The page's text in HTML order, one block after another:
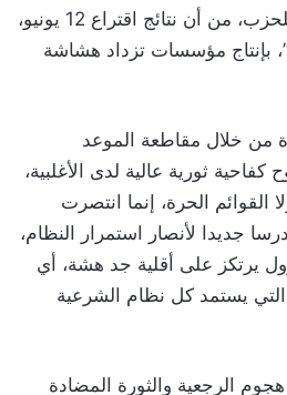
عادية للمكتب السياسي للحزب، من أن نتائج اقتراع 12 يونيو،
بإنتاج مؤسسات تزداد هشاشة
من خلال مقاطعة الموعد
كفاحية ثورية عالية لدى الأغلبية،
الحرة، إنما انتصرت
جديدا لأنصار استمرار النظام،
يرتكز على أقلية جد هشة، أي
التي يستمد كل نظام الشرعية
الرجعية والثورة المضادة